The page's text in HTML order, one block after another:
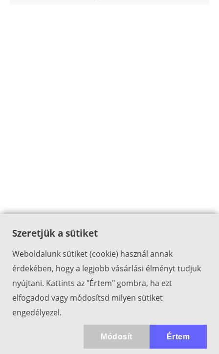
Szeretjük a sütiket
Weboldalunk sütiket (cookie) használ annak
érdekében, hogy a legjobb vásárlási élményt tudjuk
nyújtani. Kattints az "Értem" gombra, ha ezt
elfogadod vagy módosítsd milyen sütiket
engedélyezel.
Értem
Módosít